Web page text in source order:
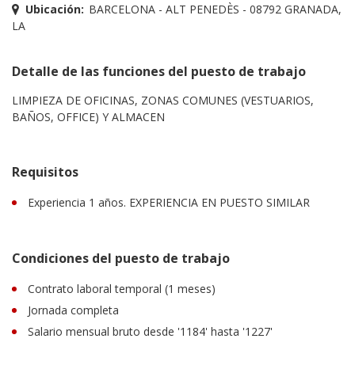
Ubicación: BARCELONA - ALT PENEDÈS - 08792 GRANADA,
LA
Detalle de las funciones del puesto de trabajo
LIMPIEZA DE OFICINAS, ZONAS COMUNES (VESTUARIOS,
BAÑOS, OFFICE) Y ALMACEN
Requisitos
Experiencia 1 años. EXPERIENCIA EN PUESTO SIMILAR
Condiciones del puesto de trabajo
Contrato laboral temporal (1 meses)
Jornada completa
Salario mensual bruto desde '1184' hasta '1227'